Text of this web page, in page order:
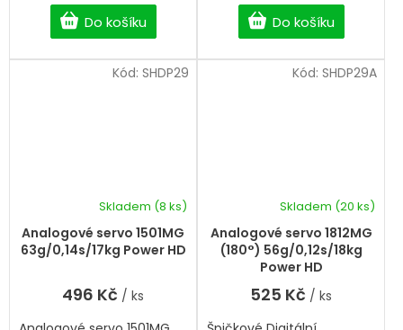
Do košíku Do košíku
Analogové servo 1501MG
63g/0,14s/17kg Power HD
Skladem (8 ks)
496 Kč / ks
Kód: SHDP29
Analogové servo 1812MG
(180°) 56g/0,12s/18kg
Power HD
Skladem (20 ks)
525 Kč / ks
Kód: SHDP29A